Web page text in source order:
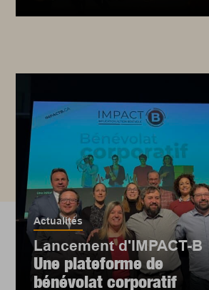
Actualités
Lancement d'IMPACT-B
Une plateforme de
bénévolat corporatif